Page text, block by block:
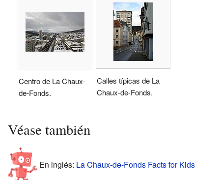
Centro de La Chaux-
de-Fonds.
Calles típicas de La
Chaux-de-Fonds.
Véase también
En inglés: La Chaux-de-Fonds Facts for Kids